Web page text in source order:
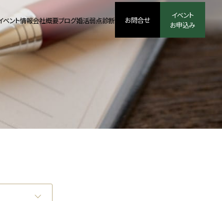
ベント情報会社概要ブログ婚活弱点診断 お問合せ
イベント
お申込み